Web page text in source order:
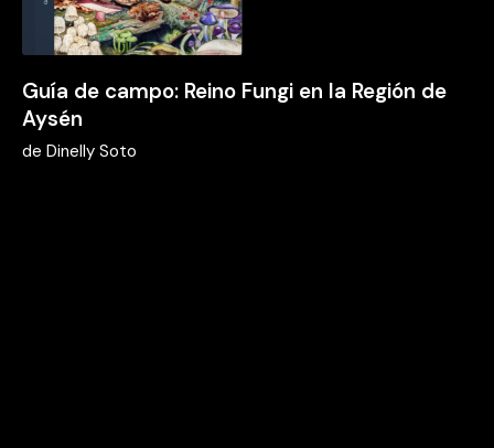
Guía de campo: Reino Fungi en la Región de
Aysén
de Dinelly Soto